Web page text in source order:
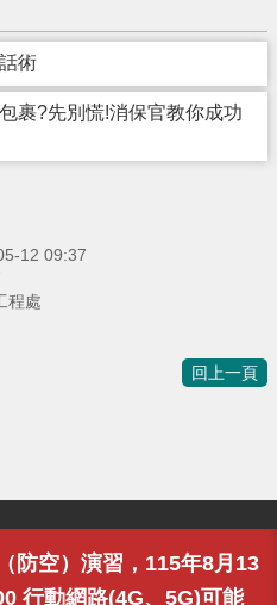
防空）演習，115年8月13
行動網路(4G、5G)可能
術
裹?先別慌!消保官教你成功
12 09:37
程處
回上一頁
縣市請撥 02-27208889 )
All rights reserved，建議解析